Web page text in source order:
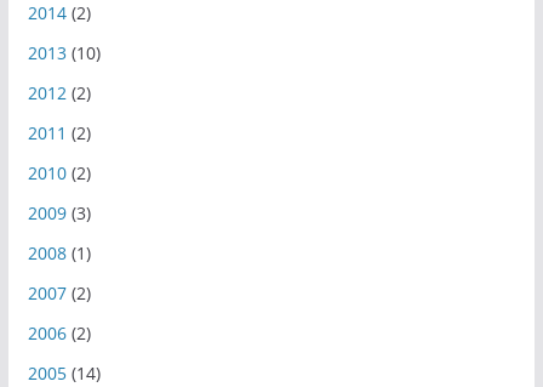
2014(2)
2013(10)
2012(2)
2011 (2)
2010(2)
2009(3)
2008(1)
2007(2)
2006(2)
2005(14)